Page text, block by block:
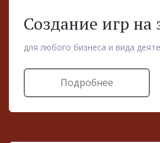
Создание игр на
для любого бизнеса и вида
Подробнее